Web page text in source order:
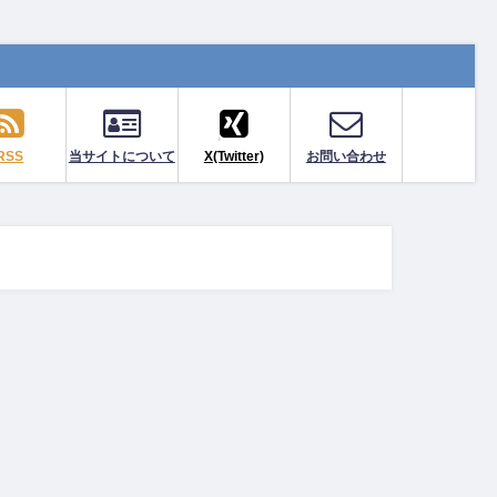
当サイトについて X(Twitter) お問い合わせ